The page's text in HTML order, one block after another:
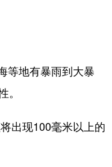
等地有暴雨到大暴
出现100毫米以上的